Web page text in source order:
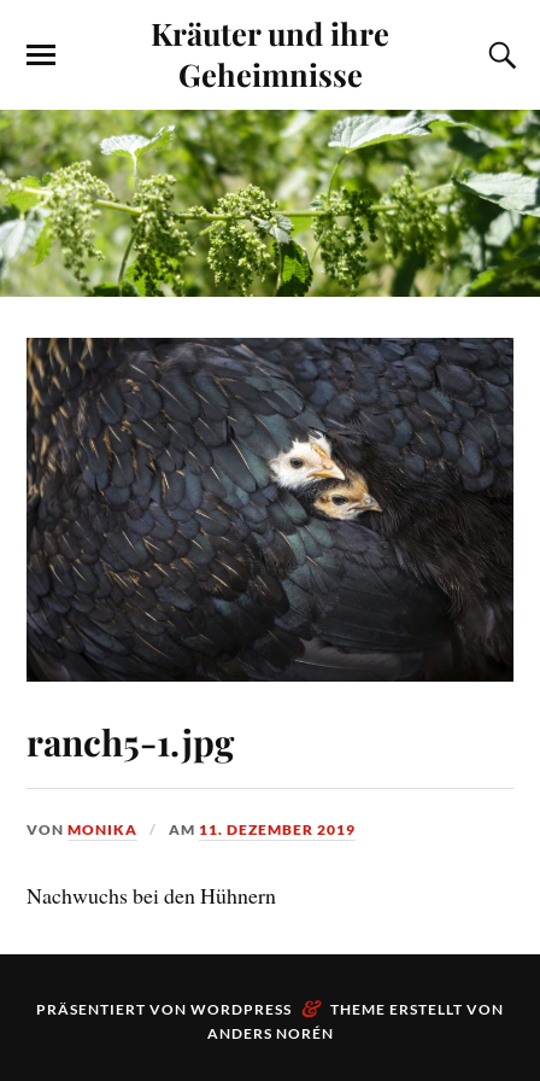
Kräuter und ihre
Geheimnisse
ranch5-1.jpg
VONMONIKA AM 11. DEZEMBER 2019
Nachwuchs bei den Hühnern
PRÄSENTIERT VON WORDPRESS & THEME ERSTELLT VON
ANDERS NORÉN